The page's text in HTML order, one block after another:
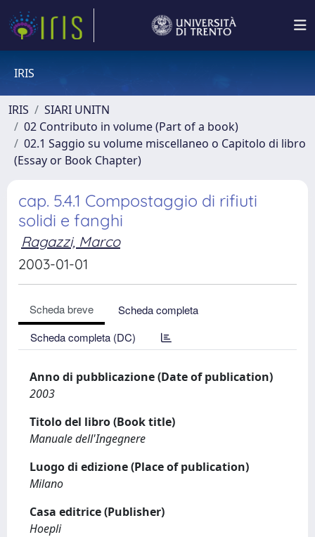
IRIS
IRIS
SIARI UNITN
02 Contributo in volume (Part of a book)
02.1 Saggio su volume miscellaneo o Capitolo di libro
(Essay or Book Chapter)
cap. 5.4.1 Compostaggio di rifiuti
solidi e fanghi
Ragazzi, Marco
2003-01-01
Scheda breve
Scheda completa
Scheda completa (DC)
Anno di pubblicazione (Date of publication)
2003
Titolo del libro (Book title)
Manuale dell'Ingegnere
Luogo di edizione (Place of publication)
Milano
Casa editrice (Publisher)
Hoepli